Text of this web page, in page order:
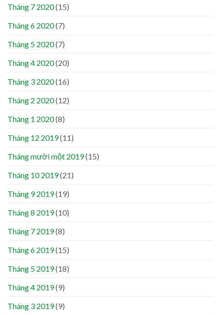
Tháng 7 2020(15)
Tháng 6 2020(7)
Tháng 5 2020(7)
Tháng 4 2020(20)
Tháng 3 2020(16)
Tháng 2 2020(12)
Tháng 1 2020(8)
Tháng 12 2019(11)
Tháng mười một 2019(15)
Tháng 10 2019(21)
Tháng 9 2019(19)
Tháng 8 2019(10)
Tháng 7 2019(8)
Tháng 6 2019(15)
Tháng 5 2019(18)
Tháng 4 2019(9)
Tháng 3 2019(9)